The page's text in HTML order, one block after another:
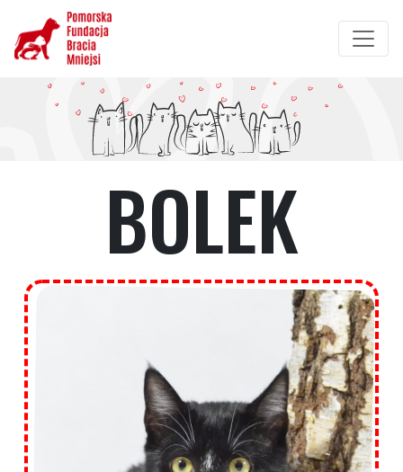
treści
BOLEK